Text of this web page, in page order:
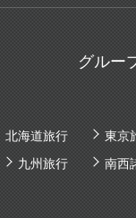
グルー
北海道旅行
東京
九州旅行
南西